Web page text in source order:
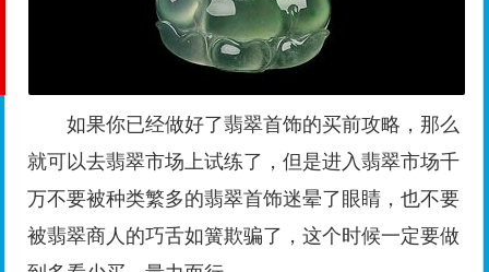
如果你已经做好了翡翠首饰的买前攻略，那么
就可以去翡翠市场上试练了，但是进入翡翠市场千
万不要被种类繁多的翡翠首饰迷晕了眼睛，也不要
被翡翠商人的巧舌如簧欺骗了，这个时候一定要做